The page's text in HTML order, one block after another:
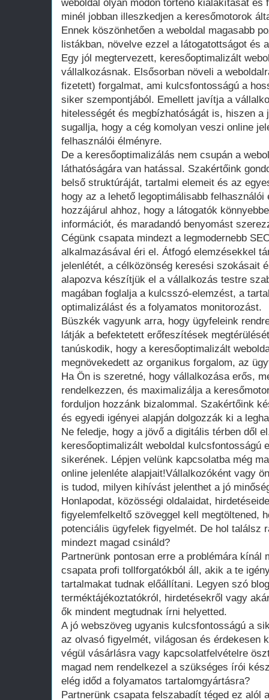
weboldal olyan módon történő kialakítását és
minél jobban illeszkedjen a keresőmotorok
Ennek köszönhetően a weboldal magasabb
listákban, növelve ezzel a látogatottságot és
Egy jól megtervezett, keresőoptimalizált
vállalkozásnak. Elsősorban növeli a
fizetett) forgalmat, ami kulcsfontosságú a
siker szempontjából. Emellett javítja a
hitelességét és megbízhatóságát is, hiszen a
sugallja, hogy a cég komolyan veszi online
felhasználói élményre.
De a keresőoptimalizálás nem csupán a
láthatóságára van hatással. Szakértőink
belső struktúráját, tartalmi elemeit és az
hogy az a lehető legoptimálisabb
hozzájárul ahhoz, hogy a látogatók
információt, és maradandó benyomást
Cégünk csapata mindezt a legmodernebb
alkalmazásával éri el. Átfogó elemzésekkel
jelenlétét, a célközönség keresési szokásait
alapozva készítjük el a vállalkozás testre
magában foglalja a kulcsszó-elemzést, a
optimalizálást és a folyamatos monitorozást.
Büszkék vagyunk arra, hogy ügyfeleink
látják a befektetett erőfeszítések
tanúskodik, hogy a keresőoptimalizált
megnövekedett az organikus forgalom, az
Ha Ön is szeretné, hogy vállalkozása erős,
rendelkezzen, és maximalizálja a
forduljon hozzánk bizalommal. Szakértőink
és egyedi igényei alapján dolgozzák ki a
Ne feledje, hogy a jövő a digitális térben dől
keresőoptimalizált weboldal kulcsfontosságú
sikerének. Lépjen velünk kapcsolatba még
online jelenléte alapjait!Vállalkozóként vagy
is tudod, milyen kihívást jelenthet a jó
Honlapodat, közösségi oldalaidat,
figyelemfelkeltő szöveggel kell megtöltened,
potenciális ügyfelek figyelmét. De hol találsz
mindezt magad csináld?
Partnerünk pontosan erre a problémára kínál
csapata profi tollforgatókból áll, akik a te
tartalmakat tudnak előállítani. Legyen szó
terméktájékoztatókról, hirdetésekről vagy
ők mindent megtudnak írni helyetted.
A jó webszöveg ugyanis kulcsfontosságú a
az olvasó figyelmét, világosan és érdekesen
végül vásárlásra vagy kapcsolatfelvételre
magad nem rendelkezel a szükséges írói
elég időd a folyamatos tartalomgyártásra?
Partnerünk csapata felszabadít téged ez alól